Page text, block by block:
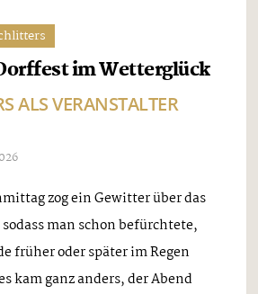
im Wetterglück
ALS VERANSTALTER
zog ein Gewitter über das
man schon befürchtete,
früher oder später im Regen
kam ganz anders, der Abend